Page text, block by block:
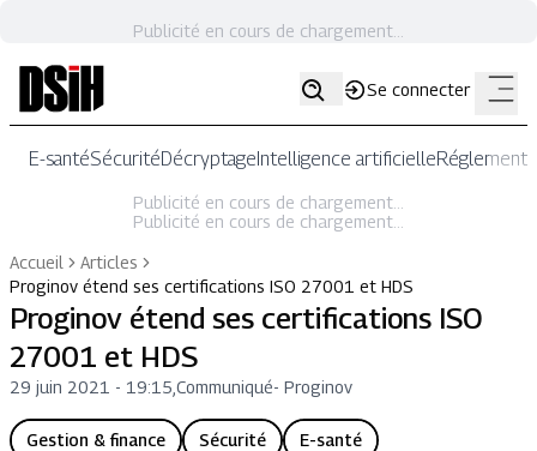
Publicité en cours de chargement...
Se connecter
E-santéSécuritéDécryptageIntelligence artificielle
Publicité en cours de chargement...
Publicité en cours de chargement...
Accueil
Articles
Proginov étend ses certifications ISO 27001 et HDS
Proginov étend ses certifications ISO
27001 et HDS
29 juin 2021 - 19:15 Communiqué- Proginov
Gestion & finance Sécurité E-santé